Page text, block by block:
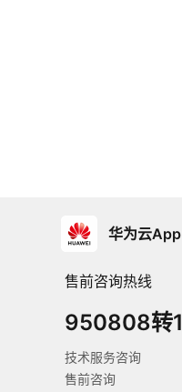
华为云App
售前咨询热线
950808转1
技术服务咨询
售前咨询